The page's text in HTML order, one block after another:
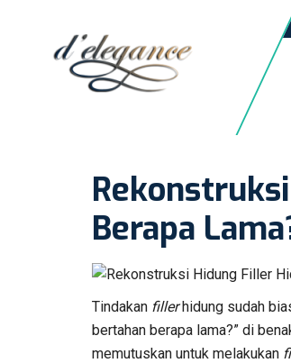
Berapa
Tindakan fillerhidung sudah
bertahan berapa lama?” di
memutuskan untuk melakukan